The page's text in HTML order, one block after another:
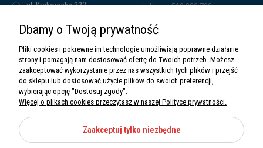
ul. Krakowska 332,
Sawim Group Mariusz Zdyb sp. k.
NIP: 5130284470
REGON: 5246591010
tel.kom. 519 338 793
O nas
Informacje
Dbamy o Twoją prywatność
Pliki cookies i pokrewne im technologie umożliwiają poprawne działanie
strony i pomagają nam dostosować ofertę do Twoich potrzeb. Możesz
zaakceptować wykorzystanie przez nas wszystkich tych plików i przejść
do sklepu lub dostosować użycie plików do swoich preferencji,
wybierając opcję "Dostosuj zgody".
Więcej o plikach cookies przeczytasz w naszej Polityce prywatności.
Zaakceptuj tylko niezbędne